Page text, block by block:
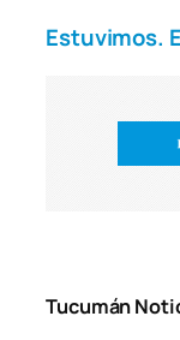
Estuvimos.
Tucumán